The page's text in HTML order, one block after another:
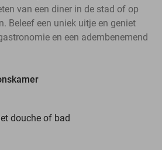
van een diner in de stad of op
Beleef een uniek uitje en geniet
en een adembenemend
douche of bad